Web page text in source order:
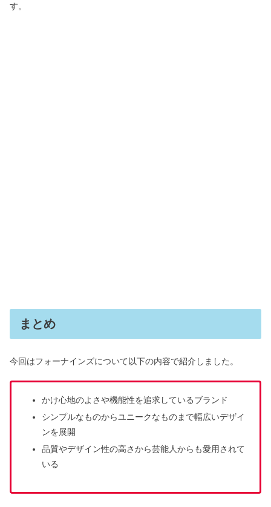
す。
まとめ
今回はフォーナインズについて以下の内容で紹介しました。
かけ心地のよさや機能性を追求しているブランド
シンプルなものからユニークなものまで幅広いデザイ
ンを展開
品質やデザイン性の高さから芸能人からも愛用されて
いる